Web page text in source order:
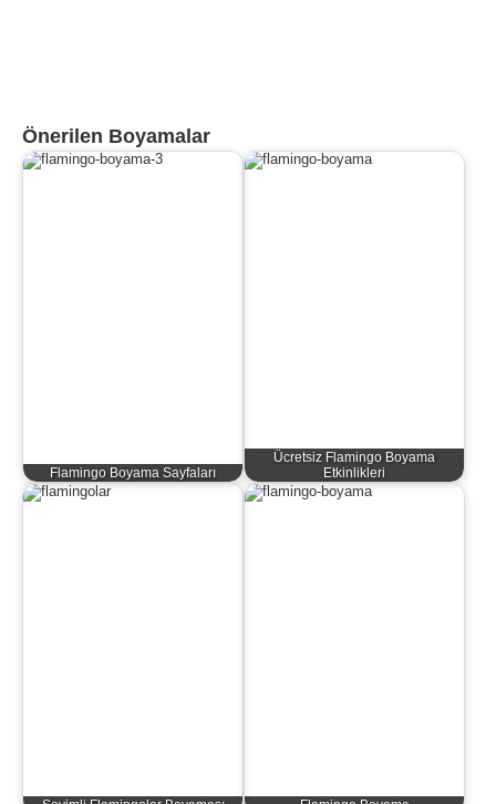
Önerilen Boyamalar
Flamingo Boyama Sayfaları
Ücretsiz Flamingo Boyama
Etkinlikleri